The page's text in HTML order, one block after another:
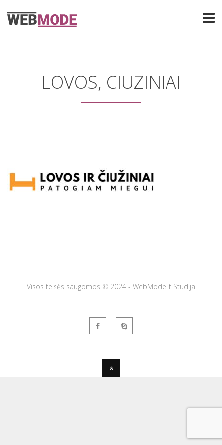
LOVOS, CIUZINIAI
Visos teisės saugomos © 2024 - WebMode.lt Studija